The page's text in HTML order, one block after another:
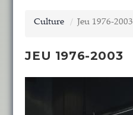
Culture Jeu 1976-2003
JEU 1976-2003